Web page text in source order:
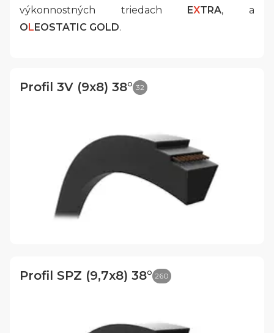
výkonnostných triedach
EXTRA, a
O L EOSTATIC GOLD.
Profil 3V (9x8) 38° 32
Profil SPZ (9,7x8) 38° 260